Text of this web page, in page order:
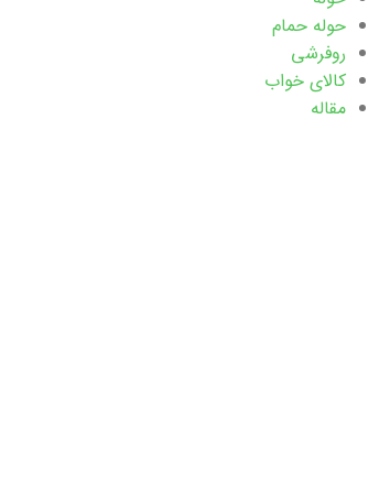
حوله حمام
روفرشی
کالای خواب
مقاله